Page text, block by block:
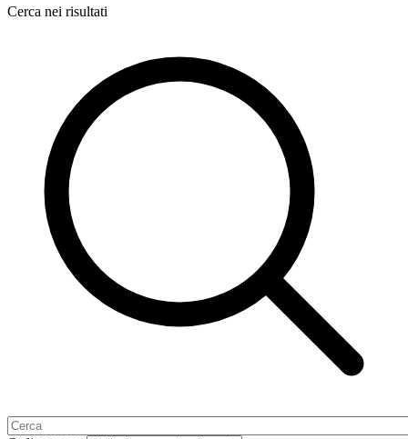
Cerca nei risultati